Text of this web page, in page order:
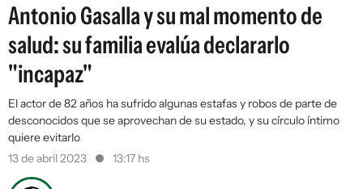
Antonio Gasalla y su mal momento de
salud: su familia evalúa declararlo
"incapaz"
El actor de 82 años ha sufrido algunas estafas y robos de parte de
desconocidos que se aprovechan de su estado, y su círculo íntimo
quiere evitarlo
13 de abril 2023
13:17 hs